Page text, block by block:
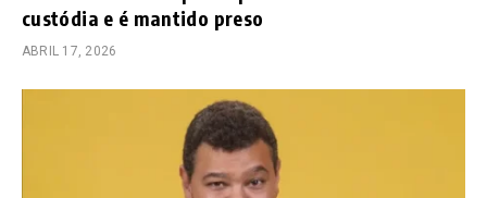
custódia e é mantido preso
ABRIL 17, 2026